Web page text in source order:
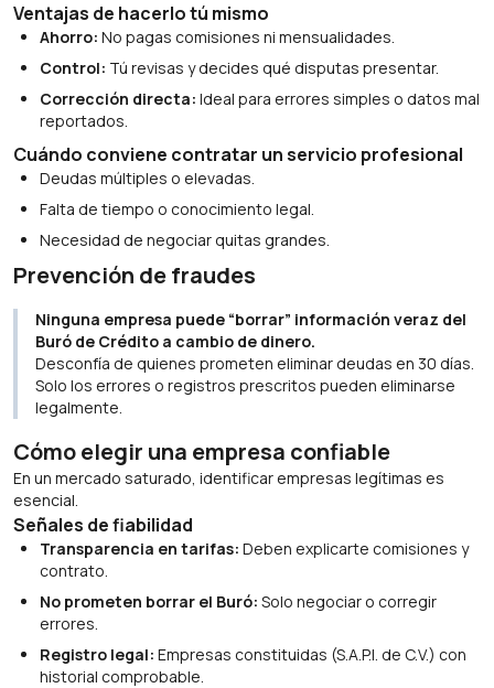
Ventajas de hacerlo tú mismo
Ahorro: No pagas comisiones ni mensualidades.
Control: Tú revisas y decides qué disputas presentar.
Corrección directa: Ideal para errores simples o datos mal
reportados.
Cuándo conviene contratar un servicio profesional
Deudas múltiples o elevadas.
Falta de tiempo o conocimiento legal.
Necesidad de negociar quitas grandes.
Prevención de fraudes
Ninguna empresa puede “borrar” información veraz del
Buró de Crédito a cambio de dinero.
Desconfía de quienes prometen eliminar deudas en 30 días.
Solo los errores o registros prescritos pueden eliminarse
legalmente.
Cómo elegir una empresa confiable
En un mercado saturado, identificar empresas legítimas es
esencial.
Señales de fiabilidad
Transparencia en tarifas: Deben explicarte comisiones y
contrato.
No prometen borrar el Buró: Solo negociar o corregir
errores.
Registro legal: Empresas constituidas (S.A.P.I. de C.V.) con
historial comprobable.